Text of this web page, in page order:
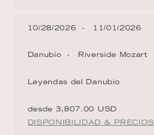
10/28/2026 11/01/2026
Danubio Riverside Mozart
Leyendas del Danubio
desde 3,807.00 USD
DISPONIBILIDAD & PRECIOS